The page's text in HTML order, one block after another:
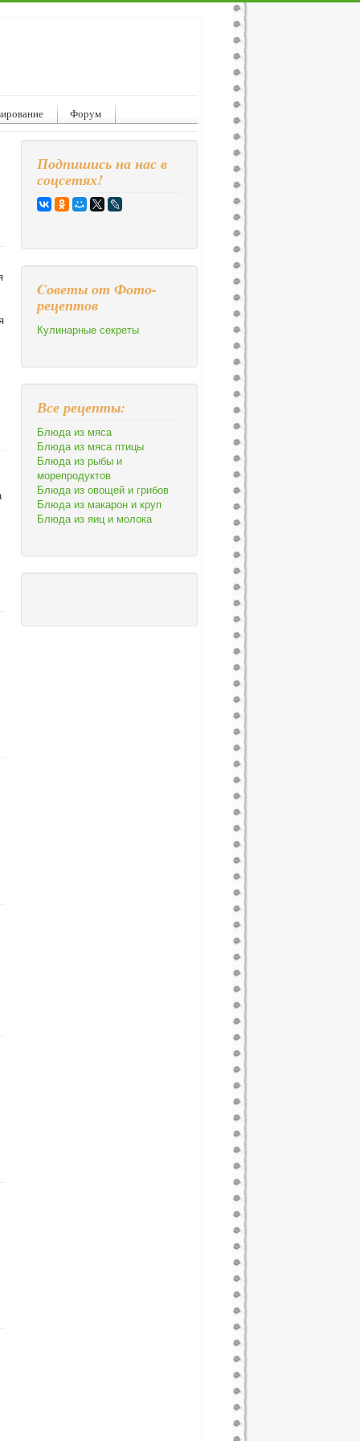
Форум
Подпишись на нас в
соцсетях!
Cоветы от Фото-
рецептов
Кулинарные секреты
Все рецепты:
Блюда из мяса
Блюда из мяса птицы
Блюда из рыбы и
морепродуктов
Блюда из овощей и грибов
Блюда из макарон и круп
Блюда из яиц и молока